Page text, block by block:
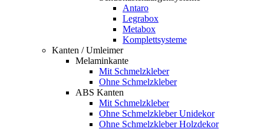
Antaro
Legrabox
Metabox
Komplettsysteme
Kanten / Umleimer
Melaminkante
Mit Schmelzkleber
Ohne Schmelzkleber
ABS Kanten
Mit Schmelzkleber
Ohne Schmelzkleber Unidekor
Ohne Schmelzkleber Holzdekor